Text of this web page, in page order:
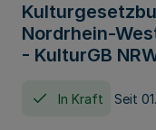
Nordrhein-
- KulturGB
In Kraft Seit